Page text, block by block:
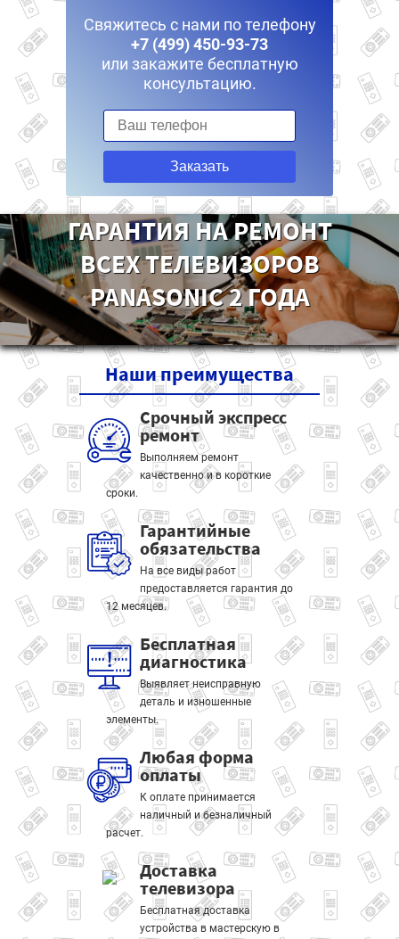
Свяжитесь с нами по телефону
+7 (499) 450-93-73
или закажите бесплатную
консультацию.
Заказать
ГАРАНТИЯ НА РЕМОНТ
ВСЕХ ТЕЛЕВИЗОРОВ
PANASONIC 2 ГОДА
Нашипреимущества
Срочный экспресс
ремонт
Выполняем ремонт
качественно и в короткие
сроки.
Гарантийные
обязательства
На все виды работ
предоставляется гарантия до
12 месяцев.
Бесплатная
диагностика
Выявляет неисправную
деталь и изношенные
элементы.
Любая форма
оплаты
К оплате принимается
наличный и безналичный
расчет.
Доставка
телевизора
Бесплатная доставка
устройства в мастерскую в